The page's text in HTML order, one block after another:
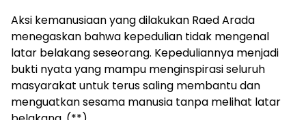
Aksi kemanusiaan yang dilakukan Raed Arada
menegaskan bahwa kepedulian tidak mengenal
latar belakang seseorang. Kepeduliannya menjadi
bukti nyata yang mampu menginspirasi seluruh
masyarakat untuk terus saling membantu dan
menguatkan sesama manusia tanpa melihat latar